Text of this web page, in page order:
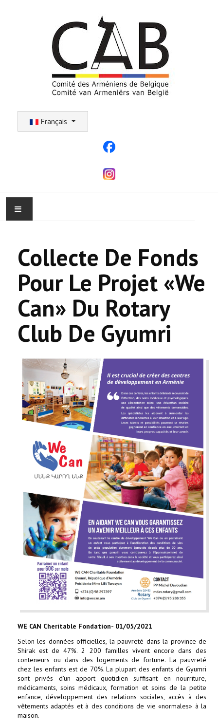
Français
ACTUALITÉ
COMMUNAUTÉ
EVÉNEMENTS
🔔 ELECTIONS 2026 🗳️
CONTACT
Collecte De Fonds
Pour Le Projet «We
Can» Du Rotary
Club De Gyumri
WE CAN Cheritable Fondation- 01/05/2021
Selon les données officielles, la pauvreté dans la province de
Shirak est de 47%. 2 200 familles vivent encore dans des
conteneurs ou dans des logements de fortune. La pauvreté
chez les enfants est de 70%. La plupart des enfants de Gyumri
sont privés d’un apport quotidien suffisant en nourriture,
médicaments, soins médicaux, formation et soins de la petite
enfance, développement des relations sociales, accès à des
vêtements adaptés et à des conditions de vie «normales» à la
maison.